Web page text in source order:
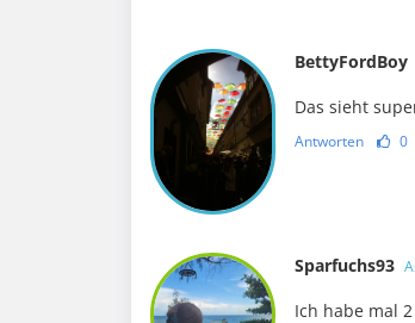
BettyFordBoy
Das sieht
Antworten 0
Sparfuchs93
Ich habe mal